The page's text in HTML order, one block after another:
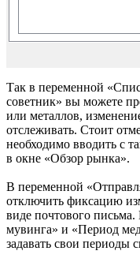
Так в переменной
советник» вы можете
или металлов,
отслеживать. Стоит
необходимо вводить с
в окне «Обзор рынка».
В переменной
отключить фиксацию
виде почтового
мувинга» и «Период
задавать свои периоды